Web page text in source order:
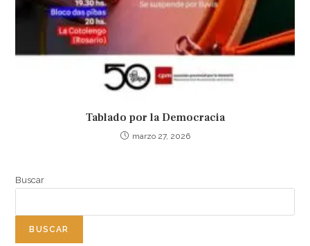
Tablado por la Democracia
marzo 27, 2026
Buscar
BUSCAR